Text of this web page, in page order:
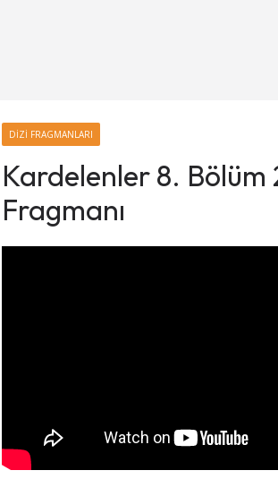
DIZI FRAGMANLARI
Kardelenler 8. Bölüm
Fragmanı